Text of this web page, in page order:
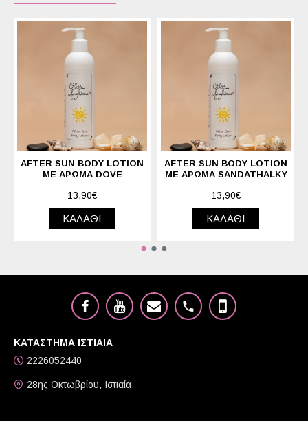
AFTER SUN BODY LOTION
ΜΕ ΆΡΩΜΑ DOVE
13,90€
ΚΑΛΆΘΙ
AFTER SUN BODY LOTION
ΜΕ ΆΡΩΜΑ SANDATHALKY
13,90€
ΚΑΛΆΘΙ
ΚΑΤΑΣΤΗΜΑ ΙΣΤΙΑΙΑ
2226052440
28ης Οκτωβρίου, Ιστιαία